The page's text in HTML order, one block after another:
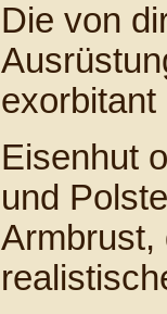
Die von
Eisenhut
und
Armbrust,